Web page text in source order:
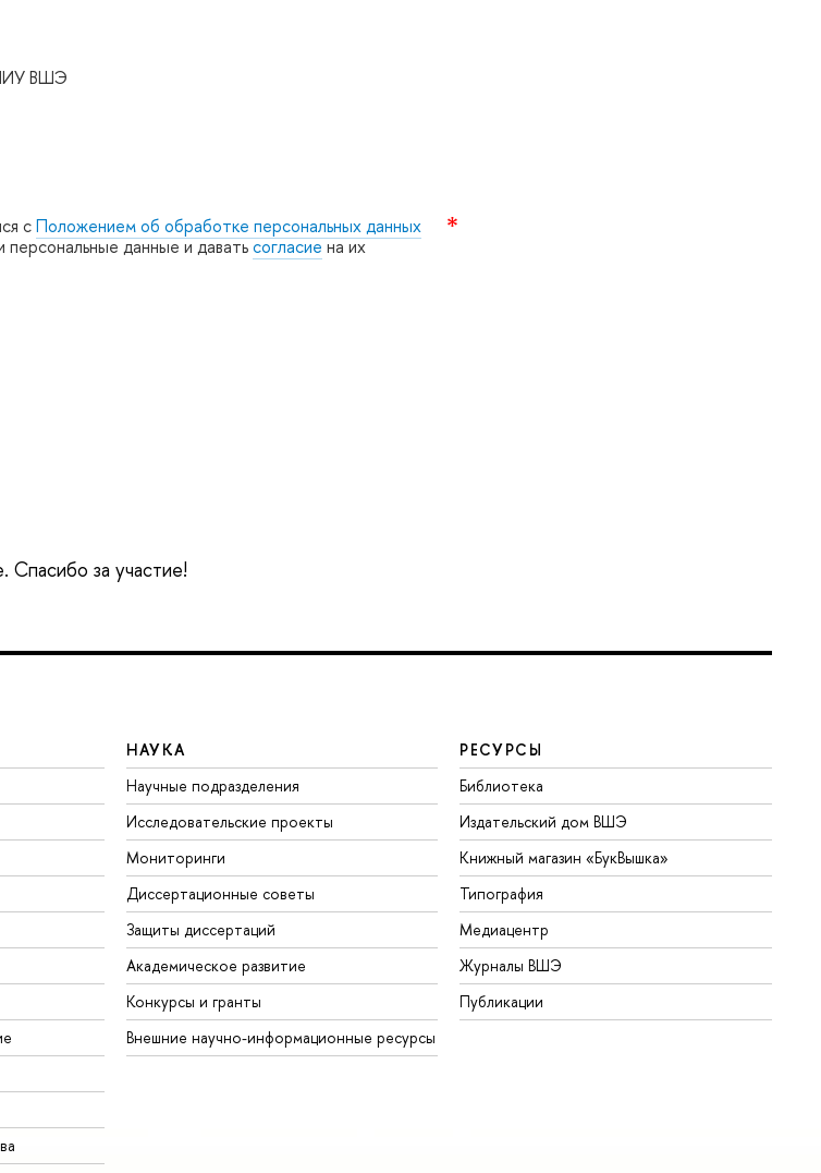
ВШЭ
сПоложением об обработке персональных данных
персональные данные и даватьсогласиена их
за участие!
НАУКА
Научные подразделения
Исследовательские проекты
Мониторинги
Диссертационные советы
Защиты диссертаций
Академическое развитие
Конкурсы и гранты
нешние научно-информационные ресурсы
РЕСУРСЫ
Библиотека
Издательский дом ВШЭ
Книжный магазин «БукВышка»
Типография
Медиацентр
Журналы ВШЭ
Публикации